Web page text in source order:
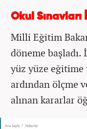
Okul
Milli Eğitim
döneme
yüz yüze
ardından ölçme
alınan kararlar